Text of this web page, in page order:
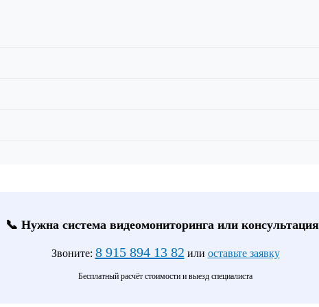
📞 Нужна система видеомониторинга или
Звоните: 8 915 894 13 82 или оставьте заявку
Бесплатный расчёт стоимости и выезд специалиста